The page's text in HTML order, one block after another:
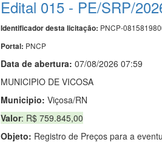
Edital 015 - PE/SRP/
Identificador desta licitação: PNCP-
Portal: PNCP
Data de abertura: 07/08/2026 07:59
MUNICIPIO DE VICOSA
Municipio: Viçosa/RN
Valor: R$ 759.845,00
Objeto: Registro de Preços para a